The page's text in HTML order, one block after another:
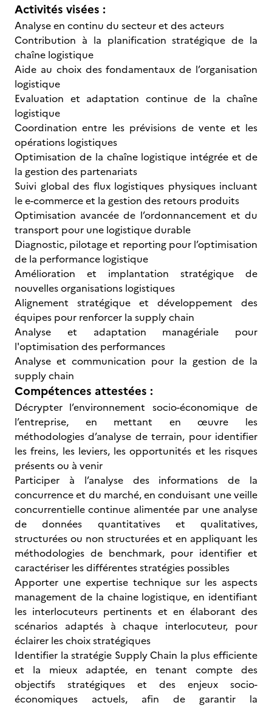
Activités visées :
Analyse en continu du secteur et des acteurs
Contribution à la planification stratégique de la
chaîne logistique
Aide au choix des fondamentaux de l’organisation
logistique
Evaluation et adaptation continue de la chaîne
logistique
Coordination entre les prévisions de vente et les
opérations logistiques
Optimisation de la chaîne logistique intégrée et de
la gestion des partenariats
Suivi global des flux logistiques physiques incluant
le e-commerce et la gestion des retours produits
Optimisation avancée de l’ordonnancement et du
transport pour une logistique durable
Diagnostic, pilotage et reporting pour l’optimisation
de la performance logistique
Amélioration et implantation stratégique de
nouvelles organisations logistiques
Alignement stratégique et développement des
équipes pour renforcer la supply chain
Analyse et adaptation managériale pour
l'optimisation des performances
Analyse et communication pour la gestion de la
supply chain
Compétences attestées :
Décrypter l’environnement socio-économique de
l’entreprise, en mettant en œuvre les
méthodologies d’analyse de terrain, pour identifier
les freins, les leviers, les opportunités et les risques
présents ou à venir
Participer à l’analyse des informations de la
concurrence et du marché, en conduisant une veille
concurrentielle continue alimentée par une analyse
de données quantitatives et qualitatives,
structurées ou non structurées et en appliquant les
méthodologies de benchmark, pour identifier et
caractériser les différentes stratégies possibles
Apporter une expertise technique sur les aspects
management de la chaine logistique, en identifiant
les interlocuteurs pertinents et en élaborant des
scénarios adaptés à chaque interlocuteur, pour
éclairer les choix stratégiques
Identifier la stratégie Supply Chain la plus efficiente
et la mieux adaptée, en tenant compte des
objectifs stratégiques et des enjeux socio-
économiques actuels, afin de garantir la